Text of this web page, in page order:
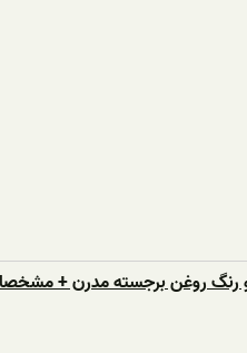
رنگ روغن برجسته مدرن +